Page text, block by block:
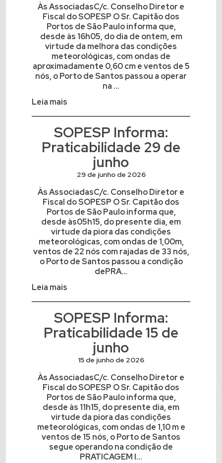
Às AssociadasC/c. Conselho Diretor e
Fiscal do SOPESP O Sr. Capitão dos
Portos de São Paulo informa que,
desde às 16h05, do dia de ontem, em
virtude da melhora das condições
meteorológicas, com ondas de
aproximadamente 0,60 cm e ventos de 5
nós, o Porto de Santos passou a operar
na ...
Leia mais
SOPESP Informa:
Praticabilidade 29 de
junho
29 de junho de 2026
Às AssociadasC/c. Conselho Diretor e
Fiscal do SOPESP O Sr. Capitão dos
Portos de São Paulo informa que,
desde às05h15, do presente dia, em
virtude da piora das condições
meteorológicas, com ondas de 1,00m,
ventos de 22 nós com rajadas de 33 nós,
o Porto de Santos passou a condição
dePRA...
Leia mais
SOPESP Informa:
Praticabilidade 15 de
junho
15 de junho de 2026
Às AssociadasC/c. Conselho Diretor e
Fiscal do SOPESP O Sr. Capitão dos
Portos de São Paulo informa que,
desde às 11h15, do presente dia, em
virtude da piora das condições
meteorológicas, com ondas de 1,10 m e
ventos de 15 nós, o Porto de Santos
segue operando na condição de
PRATICAGEM I...